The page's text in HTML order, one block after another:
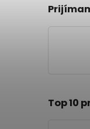
Top 10